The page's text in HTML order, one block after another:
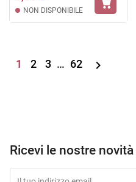
NON DISPONIBILE
1 2 3 … 62 
Ricevi le nostre